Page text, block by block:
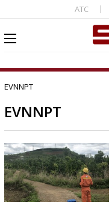
ATC
EVNNPT
EVNNPT